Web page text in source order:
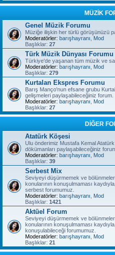
MÜZİK
Genel Müzik Forumu
Müziğe ilişkin her türlü görüşünüzü
Moderatörler: barışhayranı
Mod
Başlıklar: 27
Türk Müzik Dünyası Forumu
Türkiye'de yaşanan tüm müzik ve
Moderatörler: barışhayranı
Mod
Başlıklar: 279
Kurtalan Ekspres Forumu
Barış Manço'nun efsane grubu
gelişmeleri paylaşabileceğiniz forum.
Moderatörler: barışhayranı
Mod
Başlıklar: 27
DİĞER
Atatürk Köşesi
Ulu önderimiz Mustafa Kemal
dökümanları paylaşabileceğiniz
Moderatörler: barışhayranı
Mod
Başlıklar: 39
Serbest Mix
Seviyeyi düşürmemek ve
konularının konuşulmaması
serbest forumumuz.
Moderatörler: barışhayranı
Mod
Başlıklar: 1421
Aktüel Forum
Seviyeyi düşürmemek ve
konularının konuşulmaması
konuşulabileceği forumumuz.
Moderatörler: barışhayranı
Mod
Başlıklar: 21